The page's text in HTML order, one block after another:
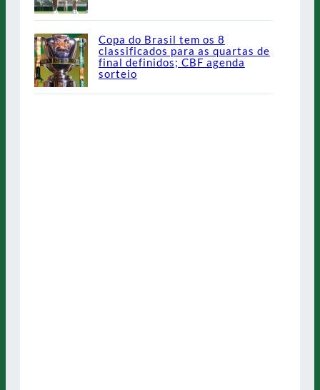
Copa do Brasil tem os 8
classificados para as quartas de
final definidos; CBF agenda
sorteio